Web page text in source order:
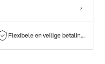
Flexibele en veilige betalingen